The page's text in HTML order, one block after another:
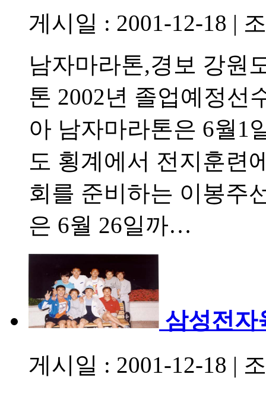
게시일 : 2001-12-18 |
남자마라톤,경보 강원
톤 2002년 졸업예정선
아 남자마라톤은 6월1
도 횡계에서 전지훈련
회를 준비하는 이봉주
은 6월 26일까…
삼성전자
게시일 : 2001-12-18 |